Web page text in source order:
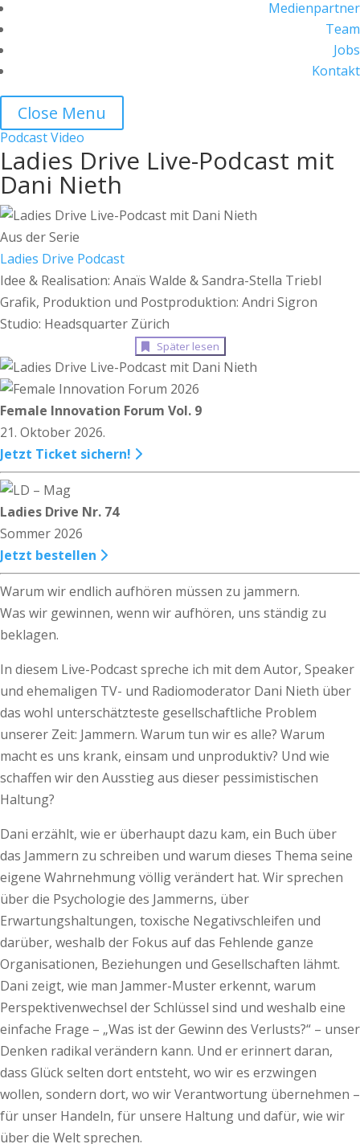
Medienpartner
Team
Jobs
Kontakt
Close Menu
PodcastVideo
Ladies Drive Live-Podcast mit
Dani Nieth
Aus der Serie
Ladies Drive Podcast
Idee & Realisation: Anaïs Walde & Sandra-Stella Triebl
Grafik, Produktion und Postproduktion: Andri Sigron
Studio: Headsquarter Zürich
Später lesen
Female Innovation Forum Vol. 9
21. Oktober 2026.
Jetzt Ticket sichern!
Ladies Drive Nr. 74
Sommer 2026
Jetzt bestellen
Warum wir endlich aufhören müssen zu jammern.
Was wir gewinnen, wenn wir aufhören, uns ständig zu
beklagen.
In diesem Live-Podcast spreche ich mit dem Autor, Speaker
und ehemaligen TV- und Radiomoderator Dani Nieth über
das wohl unterschätzteste gesellschaftliche Problem
unserer Zeit: Jammern. Warum tun wir es alle? Warum
macht es uns krank, einsam und unproduktiv? Und wie
schaffen wir den Ausstieg aus dieser pessimistischen
Haltung?
Dani erzählt, wie er überhaupt dazu kam, ein Buch über
das Jammern zu schreiben und warum dieses Thema seine
eigene Wahrnehmung völlig verändert hat. Wir sprechen
über die Psychologie des Jammerns, über
Erwartungshaltungen, toxische Negativschleifen und
darüber, weshalb der Fokus auf das Fehlende ganze
Organisationen, Beziehungen und Gesellschaften lähmt.
Dani zeigt, wie man Jammer-Muster erkennt, warum
Perspektivenwechsel der Schlüssel sind und weshalb eine
einfache Frage – „Was ist der Gewinn des Verlusts?“ – unser
Denken radikal verändern kann. Und er erinnert daran,
dass Glück selten dort entsteht, wo wir es erzwingen
wollen, sondern dort, wo wir Verantwortung übernehmen –
für unser Handeln, für unsere Haltung und dafür, wie wir
über die Welt sprechen.